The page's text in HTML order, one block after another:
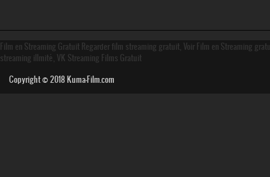
Film en Streaming Gratuit Regarder film streaming gratuit, Voir Film en Streaming
streaming illmité, VK Streaming Films Gratuit
Copyright © 2018Kuma-Film.com